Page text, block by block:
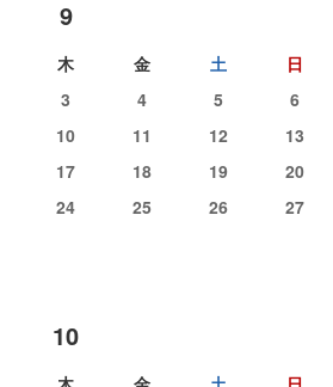
9
木 金 土
日
3 4 5
6
10 11 12
13
17 18 19
20
24 25 26
27
10